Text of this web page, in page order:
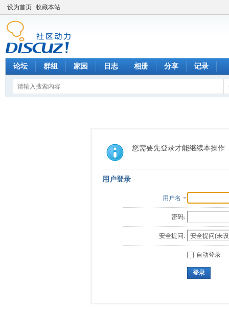
设为首页 收藏本站
论坛 群组 家园 日志 相册 分享 记录
您需要先登录才能继续本操作
用户登录
用户名
密码:
安全提问:
自动登录
登录